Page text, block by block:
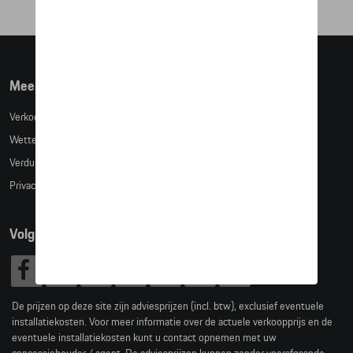
Meer info
Verkoopsvoorwaarden
Wettelijke bepalingen
Verduidelijking kledingmaten
Privacybeleid
Volg Ons
De prijzen op deze site zijn adviesprijzen (incl. btw), exclusief eventuele
installatiekosten. Voor meer informatie over de actuele verkoopprijs en de
eventuele installatiekosten kunt u contact opnemen met uw